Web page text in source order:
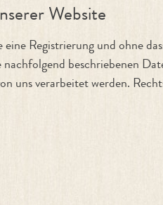
Website
Registrierung und ohne
beschriebenen
uns verarbeitet werden.